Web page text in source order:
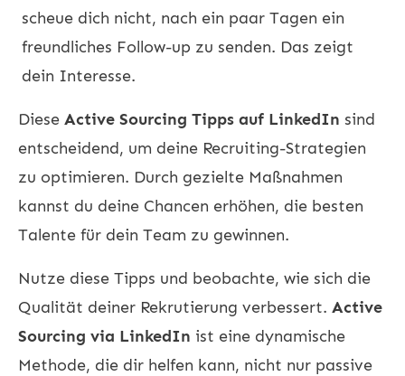
scheue dich nicht, nach ein paar Tagen ein
freundliches Follow-up zu senden. Das zeigt
dein Interesse.
Diese Active Sourcing Tipps auf LinkedIn sind
entscheidend, um deine Recruiting-Strategien
zu optimieren. Durch gezielte Maßnahmen
kannst du deine Chancen erhöhen, die besten
Talente für dein Team zu gewinnen.
Nutze diese Tipps und beobachte, wie sich die
Qualität deiner Rekrutierung verbessert. Active
Sourcing via LinkedIn ist eine dynamische
Methode, die dir helfen kann, nicht nur passive